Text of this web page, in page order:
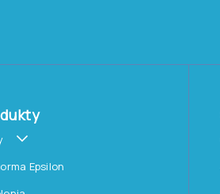
Epsilon